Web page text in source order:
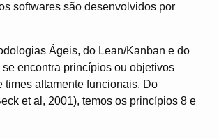
softwares são desenvolvidos por
Ágeis, do Lean/Kanban e do
se encontra princípios ou objetivos
times altamente funcionais. Do
et al, 2001), temos os princípios 8 e